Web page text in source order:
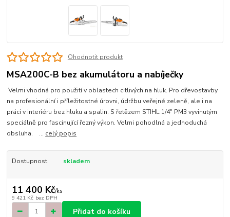
Ohodnotit produkt
MSA200C-B bez akumulátoru a nabíječky
Velmi vhodná pro použití v oblastech citlivých na hluk. Pro dřevostavby
na profesionální i příležitostné úrovni, údržbu veřejné zeleně, ale i na
práci v interiéru bez hluku a spalin. S řetězem STIHL 1/4" PM3 vyvinutým
speciálně pro fascinující řezný výkon. Velmi pohodlná a jednoduchá
obsluha. ... celý popis
Dostupnost skladem
11 400 Kč/ks
9 421 Kč bez DPH
Přidat do košíku